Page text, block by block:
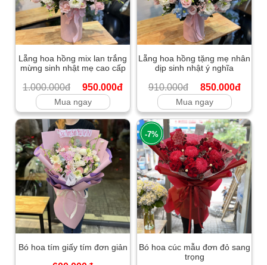
Lẵng hoa hồng mix lan trắng
mừng sinh nhật mẹ cao cấp
1.000.000đ 950.000đ
Mua ngay
Lẵng hoa hồng tặng mẹ nhân
dịp sinh nhật ý nghĩa
910.000đ 850.000đ
Mua ngay
Bó hoa tím giấy tím đơn giản
-7%
Bó hoa cúc mẫu đơn đỏ sang
trọng